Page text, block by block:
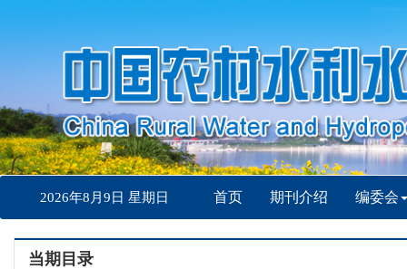
2026年8月9日 星期日 首页 期刊介绍 编委会
当期目录